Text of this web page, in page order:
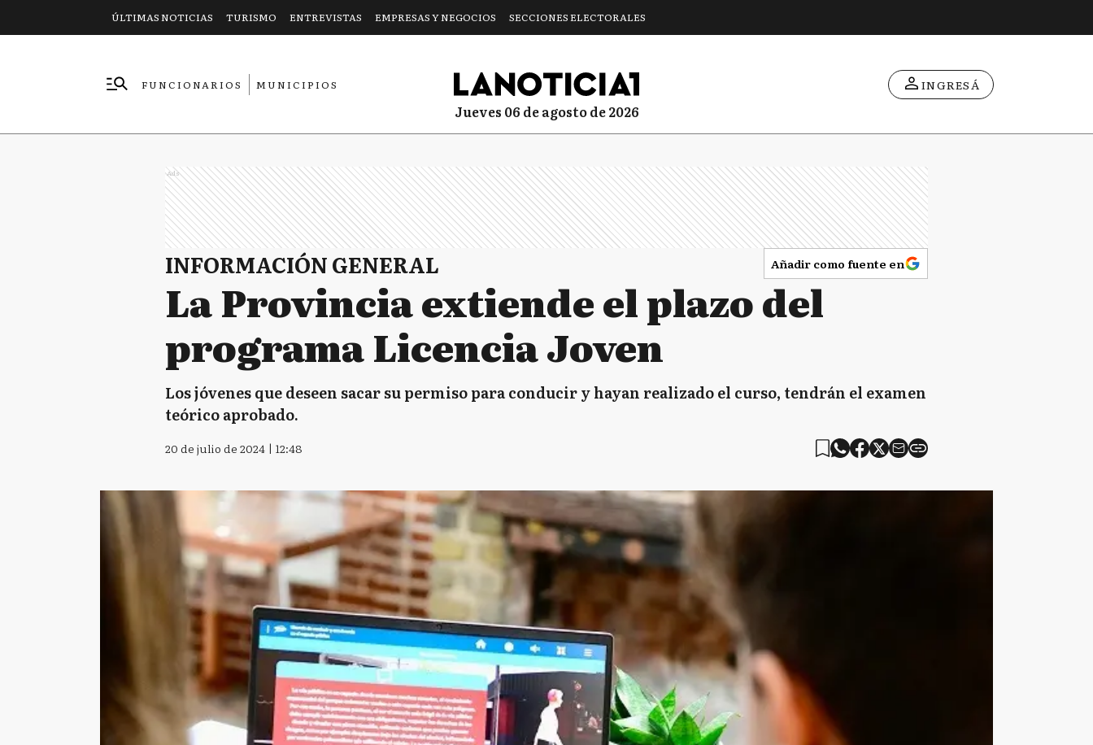
ÚLTIMAS NOTICIAS TURISMO ENTREVISTAS EMPRESAS Y NEGOCIOS SECCIONES ELECTORALES
FUNCIONARIOS
MUNICIPIOS
jueves 06 de agosto de 2026
INGRESÁ
Ads
INFORMACIÓN GENERAL Añadir como fuente en
La Provincia extiende el plazo del
programa Licencia Joven
Los jóvenes que deseen sacar su permiso para conducir y hayan realizado el curso, tendrán el examen
teórico aprobado.
20 de julio de 2024 | 12:48